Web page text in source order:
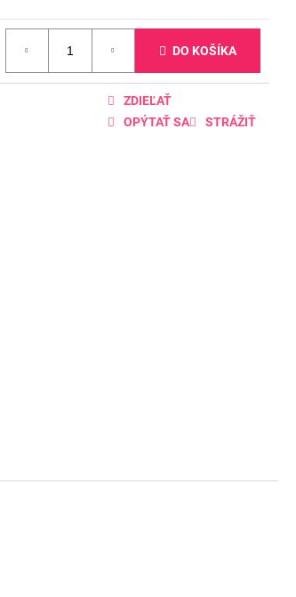
DO KOŠÍKA
OPÝTAŤ SA STRÁŽIŤ
ZDIEĽAŤ